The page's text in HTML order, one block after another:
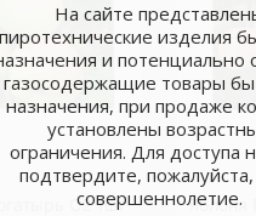
На сайте
пиротехнические изделия
и потенциально
газосодержащие товары
назначения, при продаже
установлены
ограничения. Для доступа
подтвердите, пожалуйста,
совершеннолетие.
С2 1шт Яблоня